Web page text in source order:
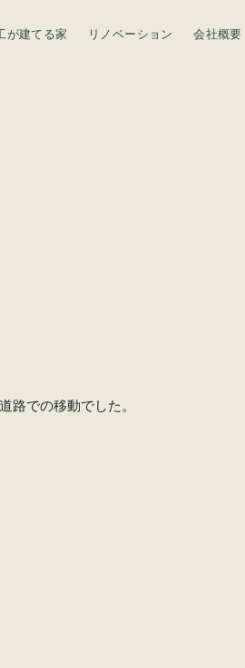
が建てる家 リノベーション 会社概要
路での移動でした。